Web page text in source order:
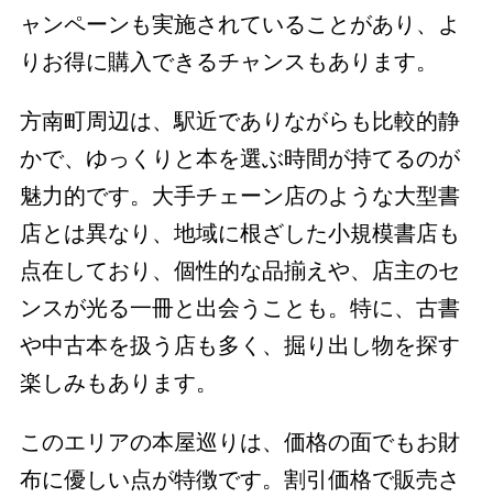
ャンペーンも実施されていることがあり、よ
りお得に購入できるチャンスもあります。
方南町周辺は、駅近でありながらも比較的静
かで、ゆっくりと本を選ぶ時間が持てるのが
魅力的です。大手チェーン店のような大型書
店とは異なり、地域に根ざした小規模書店も
点在しており、個性的な品揃えや、店主のセ
ンスが光る一冊と出会うことも。特に、古書
や中古本を扱う店も多く、掘り出し物を探す
楽しみもあります。
このエリアの本屋巡りは、価格の面でもお財
布に優しい点が特徴です。割引価格で販売さ